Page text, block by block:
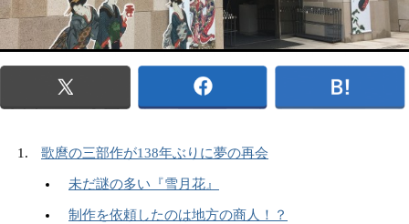
歌麿の三部作が138年ぶりに夢の再会
未だ謎の多い『雪月花』
制作を依頼したのは地方の商人！？